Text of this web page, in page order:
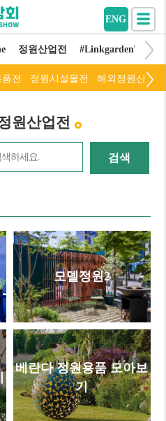
ENG
정원산업전
전 정원시설물전 해외정원산업전
원산업전
검색
모델정원2
베란다 정원용품 모아보
기